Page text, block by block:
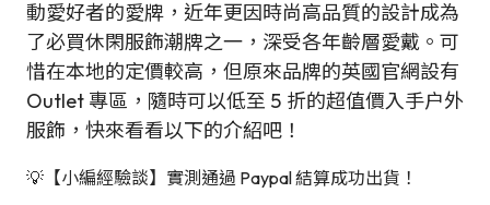
動愛好者的愛牌，近年更因時尚高品質的設計成為
了必買休閑服飾潮牌之一，深受各年齡層愛戴。可
惜在本地的定價較高，但原來品牌的英國官網設有
Outlet 專區，隨時可以低至 5 折的超值價入手户外
服飾，快來看看以下的介紹吧！
💡【小編經驗談】實測通過 Paypal 結算成功出貨！